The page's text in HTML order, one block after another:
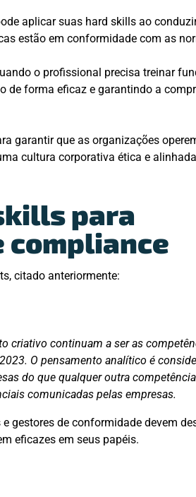
aplicar suas hard skills ao
estão em conformidade com as
o profissional precisa treinar
de forma eficaz e garantindo a
garantir que as organizações
cultura corporativa ética e
para
citado anteriormente:
criativo continuam a ser as
O pensamento analítico é
do que qualquer outra
comunicadas pelas empresas.
gestores de conformidade devem
eficazes em seus papéis.